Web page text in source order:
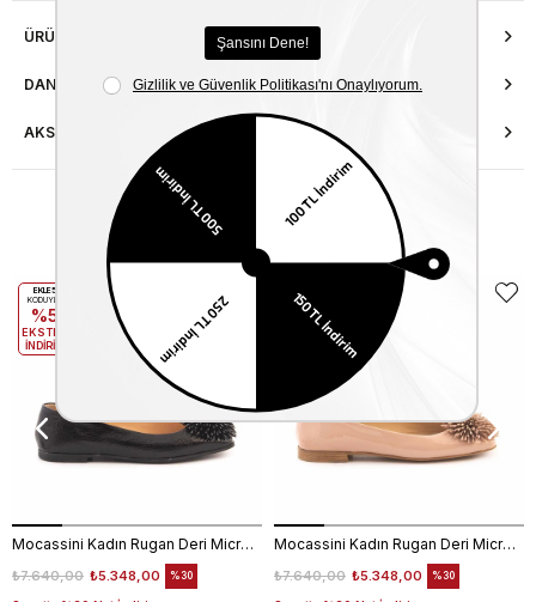
ÜRÜN ÖZELLIKLERI
DANIŞMA HATTI
AKSESUAR ONARIMI
Benzer Ürünler
Mocassini Kadın Rugan Deri Microlight Taban Siyah Babet Ayakkabı
₺5.348,00
₺7.640,00 %30
EKLE5
KODUYLA
%5
EKSTRA
İNDİRİM
Mocassini Kadın Rugan Deri Microlight Taban Bej Parlak Babet Ayakkabı
₺5.348,00
₺7.640,00 %30
KODUYLA
%5
EKSTRA